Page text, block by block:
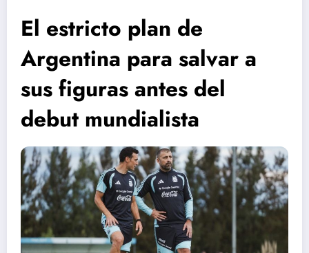
El estricto plan de
Argentina para salvar a
sus figuras antes del
debut mundialista